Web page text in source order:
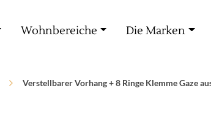
Wohnbereiche Die Marken
Verstellbarer Vorhang + 8 Ringe Klemme Gaze